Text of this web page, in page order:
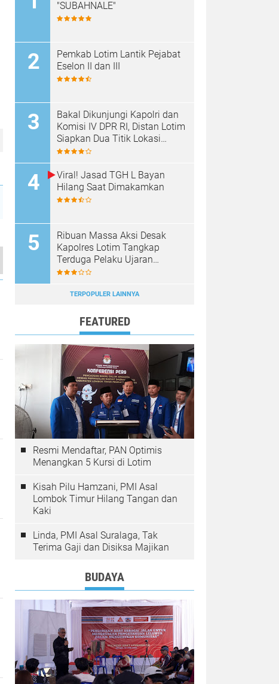
"SUBAHNALE"
Pemkab Lotim Lantik Pejabat
Eselon II dan III
Bakal Dikunjungi Kapolri dan
Komisi IV DPR RI, Distan Lotim
Siapkan Dua Titik Lokasi
Panen Raya Bawang Putih
Viral! Jasad TGH L Bayan
Hilang Saat Dimakamkan
Ribuan Massa Aksi Desak
Kapolres Lotim Tangkap
Terduga Pelaku Ujaran
Kebencian Terhadap Bupati di
TERPOPULER LAINNYA
FEATURED
Resmi Mendaftar, PAN Optimis
Menangkan 5 Kursi di Lotim
Kisah Pilu Hamzani, PMI Asal
Lombok Timur Hilang Tangan dan
Kaki
Linda, PMI Asal Suralaga, Tak
Terima Gaji dan Disiksa Majikan
BUDAYA